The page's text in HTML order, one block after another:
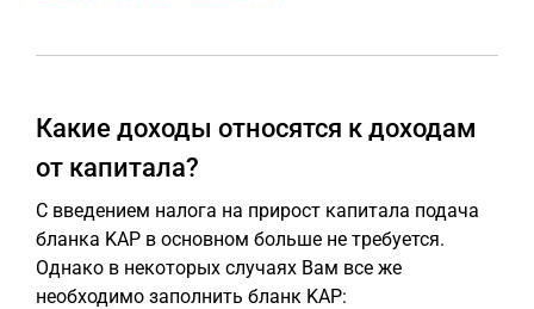
Какие доходы относятся к доходам
от капитала?
С введением налога на прирост капитала подача
бланка KAP в основном больше не требуется.
Однако в некоторых случаях Вам все же
необходимо заполнить бланк KAP: